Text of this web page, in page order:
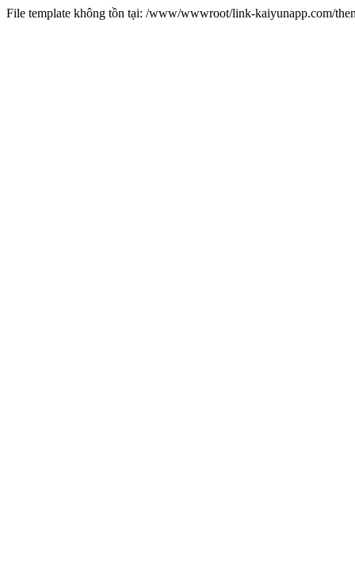
File template không tồn tại: /www/wwwroot/link-kaiyunapp.com/